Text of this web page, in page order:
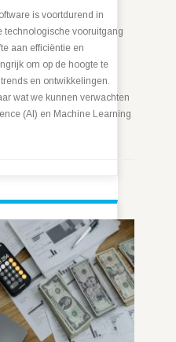
is voortdurend in
technologische vooruitgang
aan efficiëntie en
om op de hoogte te
en ontwikkelingen.
wat we kunnen verwachten
(AI) en Machine Learning